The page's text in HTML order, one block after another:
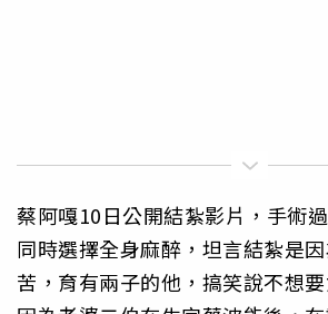
蔡阿嘎10日公開結紮影片，手術
同時選擇全身麻醉，坦言結紮是
苦，育有兩子的他，搞笑說不想